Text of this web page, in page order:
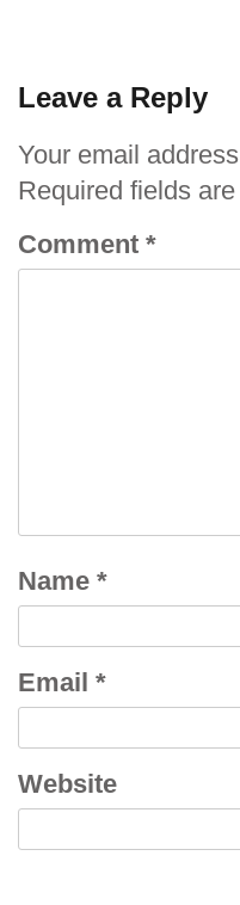
Leave a Reply
Your email
Required fields
Comment *
Name *
Email *
Website